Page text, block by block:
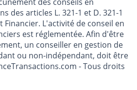
publiés sur le guide de
des conseils en
des articles L. 321-1 et D. 321-1
Financier. L'activité de conseil en
est réglementée. Afin d'être
un conseiller en gestion de
ou non-indépendant, doit être
- Tous droits